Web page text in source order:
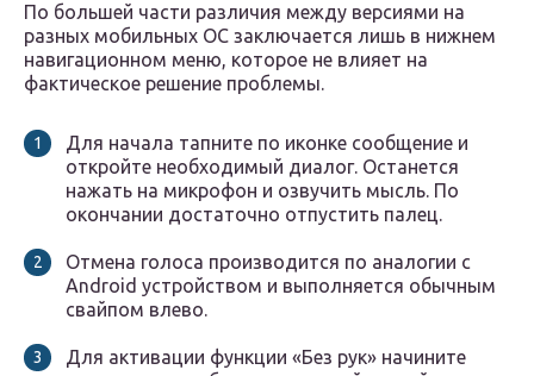
По большей части различия между версиями на
разных мобильных OC заключается лишь в нижнем
навигационном меню, которое не влияет на
фактическое решение проблемы.
Для начала тапните по иконке сообщение и
откройте необходимый диалог. Останется
нажать на микрофон и озвучить мысль. По
окончании достаточно отпустить палец.
Отмена голоса производится по аналогии с
Android устройством и выполняется обычным
свайпом влево.
Для активации функции «Без рук» начините